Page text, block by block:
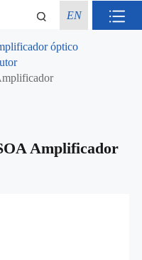
EN
óptico
Amplificador